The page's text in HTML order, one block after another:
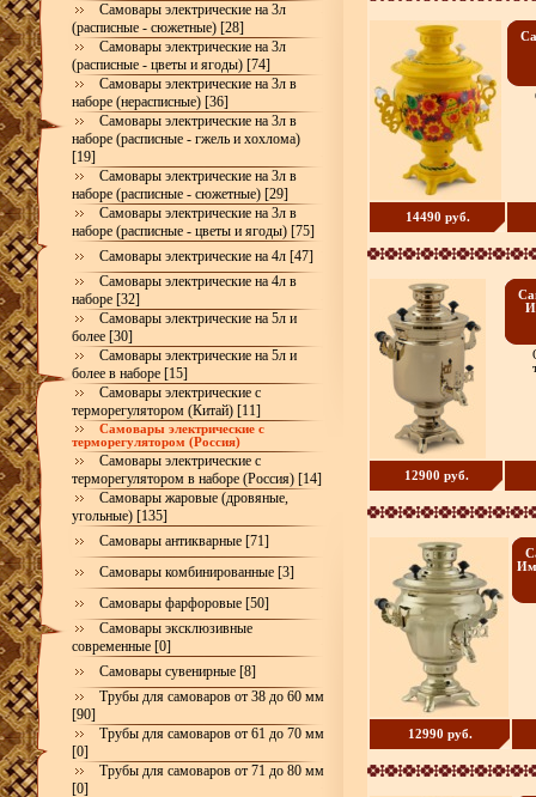
Самовары электрические на 3л
(расписные - сюжетные) [28]
Самовары электрические на 3л
(расписные - цветы и ягоды) [74]
Самовары электрические на 3л в
наборе (нерасписные) [36]
Самовары электрические на 3л в
наборе (расписные - гжель и хохлома)
[19]
Самовары электрические на 3л в
наборе (расписные - сюжетные) [29]
Самовары электрические на 3л в
наборе (расписные - цветы и ягоды) [75]
Самовары электрические на 4л [47]
Самовары электрические на 4л в
наборе [32]
Самовары электрические на 5л и
более [30]
Самовары электрические на 5л и
более в наборе [15]
Самовары электрические с
терморегулятором (Китай) [11]
Самовары электрические с
терморегулятором (Россия)
Самовары электрические с
терморегулятором в наборе (Россия) [14]
Самовары жаровые (дровяные,
угольные) [135]
Самовары антикварные [71]
Самовары комбинированные [3]
Самовары фарфоровые [50]
Самовары эксклюзивные
современные [0]
Самовары сувенирные [8]
Трубы для самоваров от 38 до 60 мм
[90]
Трубы для самоваров от 61 до 70 мм
[0]
Трубы для самоваров от 71 до 80 мм
[0]
14490 руб.
12900 руб.
12990 руб.